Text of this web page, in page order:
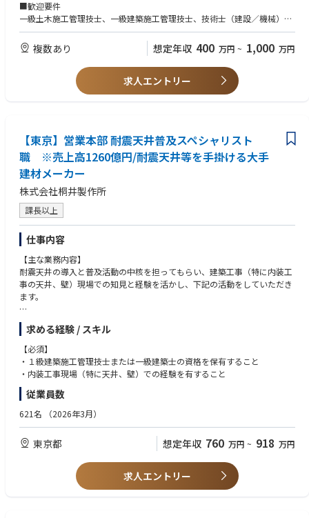
ん。
て多種多様な解体工法を実施できます。「より早く、より安く、より安全
に」業界最先端の技術を追求し、手に職を付けて生涯働ける技術力と経験
を蓄えながら、業界の最先端技術を構築していくことができます。
■歓迎要件
一級土木施工管理技士、一級建築施工管理技士、技術士（建設／機械）、
二級土木施工管理技士、そのほか解体業の監理技術者の要件を満たす者
複数あり 想定年収 400 万円 ~ 1,000 万円
求人エントリー
【東京】営業本部 耐震天井普及スペシャリスト
職 ※売上高1260億円/耐震天井等を手掛ける大手
建材メーカー
株式会社桐井製作所
課長以上
仕事内容
【主な業務内容】
耐震天井の導入と普及活動の中核を担ってもらい、建築工事（特に内装工
事の天井、壁）現場での知見と経験を活かし、下記の活動をしていただき
ます。
・官公庁への営業活動を通じて施策や取組み等の情報収集
・技術力を活かした天井の耐震化を促進する企画・立案及び活動
・耐震天井の設計、施工に関するコンサルタント業務
・天井の耐震化を推進できる技術者の養成
コーポレートメッセージ「100年の安心に、こたえる」のもと、すべての
人々が安心して、快適に暮らすことのできる社会の実現を目指し、その1
つとして、耐震天井の普及に取組んでいます。建築現場での知見と経験を
活かし、課題の解決に、力を発揮していただき、安全・安心の社会づくり
に貢献していきましょう。
の開発に繋げる。
・設計事務所やゼネコンからの技術的な相談、問合せに対応し、製品、工
求める経験 / スキル
【必須】
・１級建築施工管理技士または一級建築士の資格を保有すること
・内装工事現場（特に天井、壁）での経験を有すること
従業員数
621名 （2026年3月）
東京都 想定年収 760 万円 ~ 918 万円
求人エントリー